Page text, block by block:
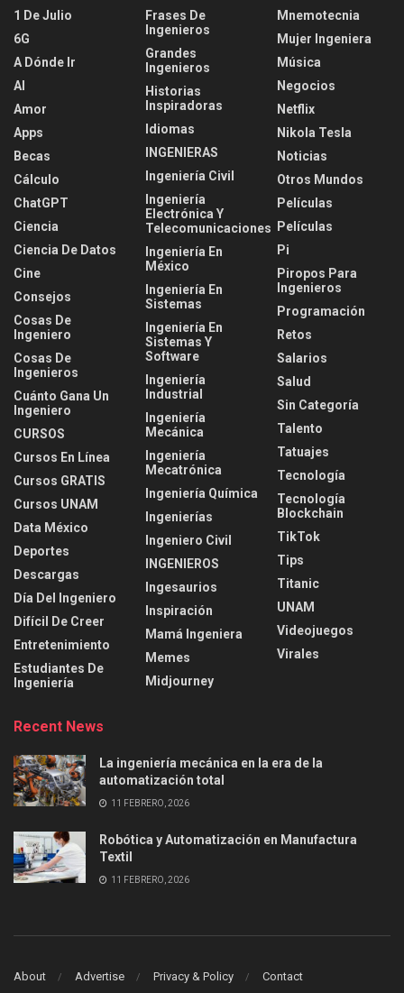
1 De Julio
6G
A Dónde Ir
AI
Amor
Apps
Becas
Cálculo
ChatGPT
Ciencia
Ciencia De Datos
Cine
Consejos
Cosas De
Ingeniero
Cosas De
Ingenieros
Cuánto Gana Un
Ingeniero
CURSOS
Cursos En Línea
Cursos GRATIS
Cursos UNAM
Data México
Deportes
Descargas
Día Del Ingeniero
Difícil De Creer
Entretenimiento
Estudiantes De
Ingeniería
Frases De
Ingenieros
Grandes
Ingenieros
Historias
Inspiradoras
Idiomas
INGENIERAS
Ingeniería Civil
Ingeniería
Electrónica Y
Telecomunicaciones
Ingeniería En
México
Ingeniería En
Sistemas
Ingeniería En
Sistemas Y
Software
Ingeniería
Industrial
Ingeniería
Mecánica
Ingeniería
Mecatrónica
Ingeniería Química
Ingenierías
Ingeniero Civil
INGENIEROS
Ingesaurios
Inspiración
Mamá Ingeniera
Memes
Midjourney
Mnemotecnia
Mujer Ingeniera
Música
Negocios
Netflix
Nikola Tesla
Noticias
Otros Mundos
Películas
Películas
Pi
Piropos Para
Ingenieros
Programación
Retos
Salarios
Salud
Sin Categoría
Talento
Tatuajes
Tecnología
Tecnología
Blockchain
TikTok
Tips
Titanic
UNAM
Videojuegos
Virales
Recent News
La ingeniería mecánica en la era de la
automatización total
11 FEBRERO, 2026
Robótica y Automatización en Manufactura
Textil
11 FEBRERO, 2026
About Advertise Privacy & Policy Contact